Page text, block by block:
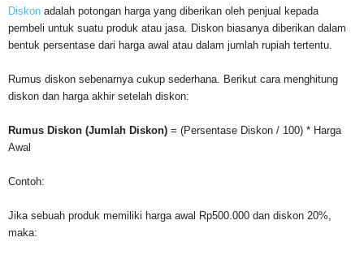
Diskon adalah potongan harga yang diberikan oleh penjual kepada
pembeli untuk suatu produk atau jasa. Diskon biasanya diberikan dalam
bentuk persentase dari harga awal atau dalam jumlah rupiah tertentu.
Rumus diskon sebenarnya cukup sederhana. Berikut cara menghitung
diskon dan harga akhir setelah diskon:
Rumus Diskon (Jumlah Diskon) = (Persentase Diskon / 100) * Harga
Awal
Contoh:
Jika sebuah produk memiliki harga awal Rp500.000 dan diskon 20%,
maka: